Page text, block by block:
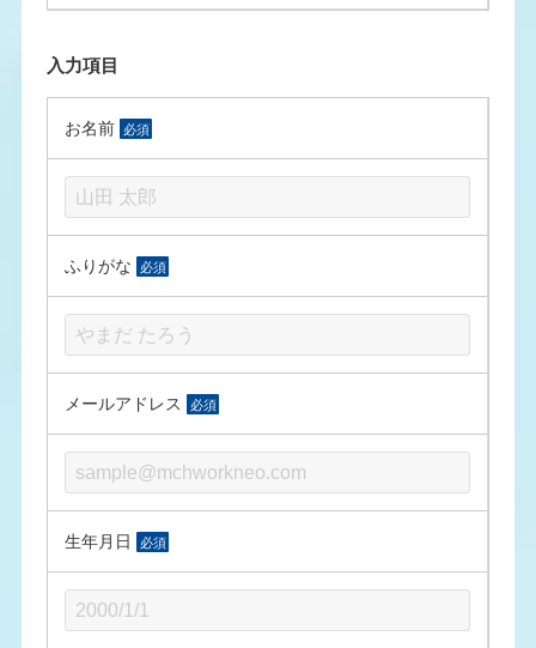
入力項目
お名前 必須
ふりがな 必須
メールアドレス 必須
生年月日 必須